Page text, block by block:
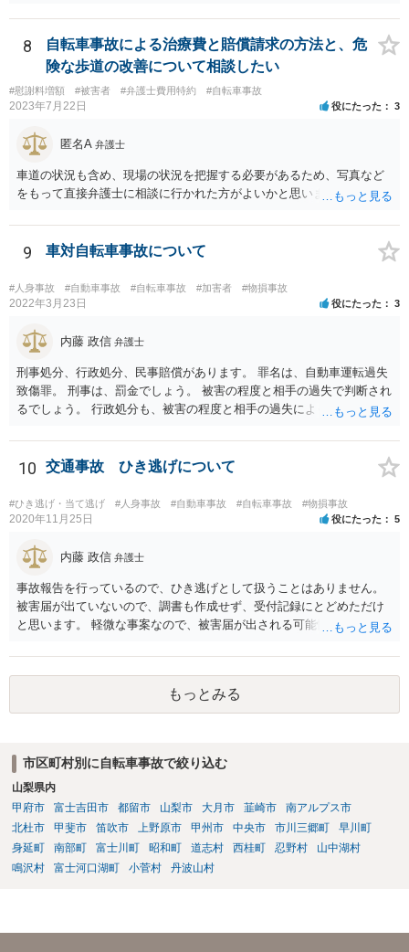
五分で解決する場合、怪我が重く治療期間が長い方が多くの賠償を受
けられるのは事実ですので、本当に過失割合が五分五分なのか（場合
によってはどちらかの過失が大きくなる可能性もあります）、直接法
律相談で弁護士に相談されるとよいでしょう。
8
自転車事故による治療費と賠償請求の方法と、危
険な歩道の改善について相談したい
#慰謝料増額 #被害者 #弁護士費用特約 #自転車事故
2023年7月22日 役にたった 3
匿名A 弁護士
車道の状況も含め、現場の状況を把握する必要があるため、写真など
をもって直接弁護士に相談に行かれた方がよいかと思います。
9 車対自転車事故について
#人身事故 #自動車事故 #自転車事故 #加害者 #物損事故
2022年3月23日 役にたった 3
内藤 政信 弁護士
刑事処分、行政処分、民事賠償があります。 罪名は、自動車運転過失
致傷罪。 刑事は、罰金でしょう。 被害の程度と相手の過失で判断され
るでしょう。 行政処分も、被害の程度と相手の過失によって点数が決
10 交通事故 ひき逃げについて
#ひき逃げ・当て逃げ #人身事故 #自動車事故 #自転車事故 #物損事故
2020年11月25日 役にたった 5
内藤 政信 弁護士
事故報告を行っているので、ひき逃げとして扱うことはありません。
被害届が出ていないので、調書も作成せず、受付記録にとどめただけ
と思います。 軽微な事案なので、被害届が出される可能性は、極めて
もっとみる
市区町村別に自転車事故で絞り込む
山梨県内
甲府市
富士吉田市 都留市 山梨市 大月市 韮崎市
南アルプス市
北杜市
甲斐市 笛吹市 上野原市 甲州市 中央市 市川三郷町
早川町
身延町
南部町 富士川町 昭和町 道志村 西桂町 忍野村
山中湖村
鳴沢村
富士河口湖町 小菅村 丹波山村